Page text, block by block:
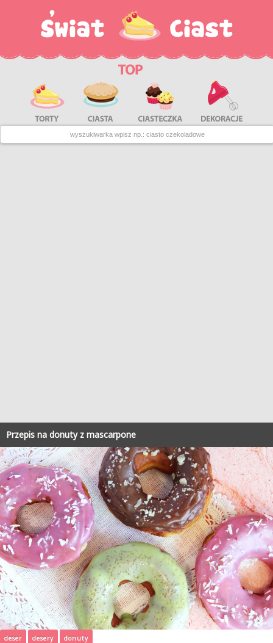
Przepis na donuty z mascarpone
deser desery donuty